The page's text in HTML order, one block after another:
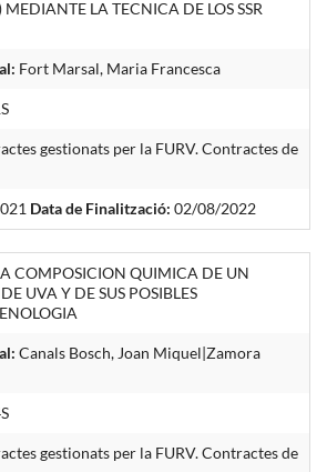
LA TECNICA DE LOS SSR
Fort Marsal, Maria Francesca
gestionats per la FURV. Contractes de
Data de Finalització: 02/08/2022
COMPOSICION QUIMICA DE UN
UVA Y DE SUS POSIBLES
Canals Bosch, Joan Miquel|Zamora
gestionats per la FURV. Contractes de